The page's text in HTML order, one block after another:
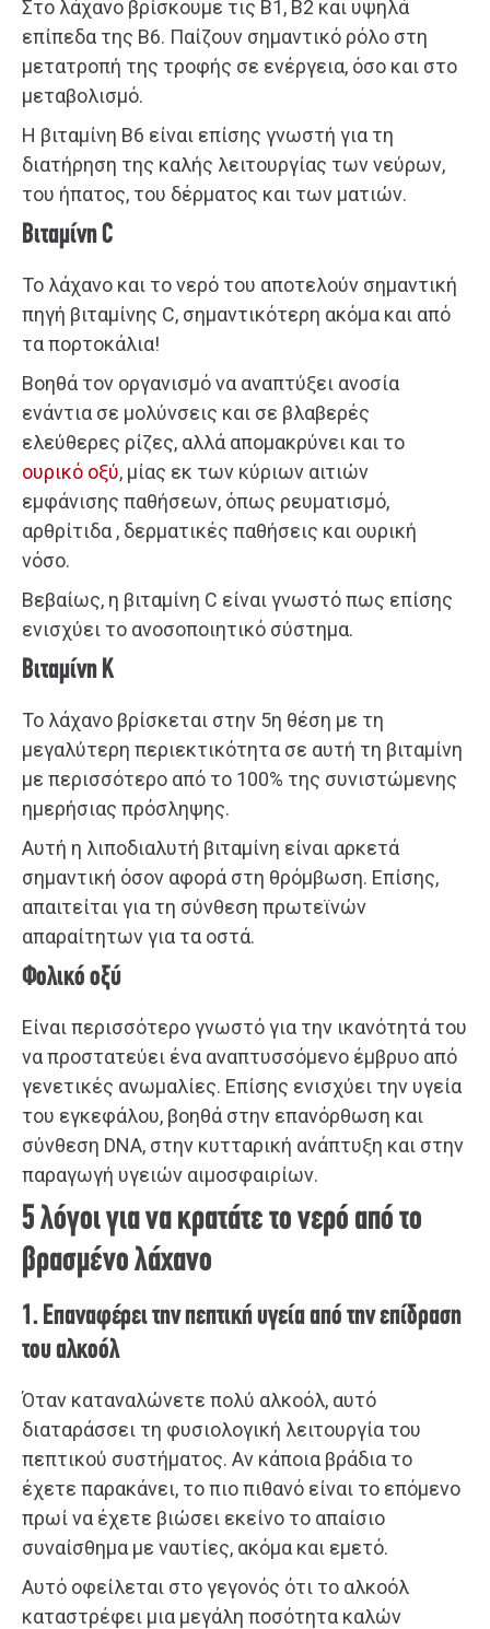
Στο λάχανο βρίσκουμε τις Β1, Β2 και υψηλά
επίπεδα της Β6. Παίζουν σημαντικό ρόλο στη
μετατροπή της τροφής σε ενέργεια, όσο και στο
μεταβολισμό.
Η βιταμίνη Β6 είναι επίσης γνωστή για τη
διατήρηση της καλής λειτουργίας των νεύρων,
του ήπατος, του δέρματος και των ματιών.
Βιταμίνη C
Το λάχανο και το νερό του αποτελούν σημαντική
πηγή βιταμίνης C, σημαντικότερη ακόμα και από
τα πορτοκάλια!
Βοηθά τον οργανισμό να αναπτύξει ανοσία
ενάντια σε μολύνσεις και σε βλαβερές
ελεύθερες ρίζες, αλλά απομακρύνει και το
ουρικό οξύ, μίας εκ των κύριων αιτιών
εμφάνισης παθήσεων, όπως ρευματισμό,
αρθρίτιδα , δερματικές παθήσεις και ουρική
νόσο.
Βεβαίως, η βιταμίνη C είναι γνωστό πως επίσης
ενισχύει το ανοσοποιητικό σύστημα.
Βιταμίνη K
Το λάχανο βρίσκεται στην 5η θέση με τη
μεγαλύτερη περιεκτικότητα σε αυτή τη βιταμίνη
με περισσότερο από το 100% της συνιστώμενης
ημερήσιας πρόσληψης.
Αυτή η λιποδιαλυτή βιταμίνη είναι αρκετά
σημαντική όσον αφορά στη θρόμβωση. Επίσης,
απαιτείται για τη σύνθεση πρωτεϊνών
απαραίτητων για τα οστά.
Φολικό οξύ
Είναι περισσότερο γνωστό για την ικανότητά του
να προστατεύει ένα αναπτυσσόμενο έμβρυο από
γενετικές ανωμαλίες. Επίσης ενισχύει την υγεία
του εγκεφάλου, βοηθά στην επανόρθωση και
σύνθεση DNA, στην κυτταρική ανάπτυξη και στην
παραγωγή υγειών αιμοσφαιρίων.
5 λόγοι για να κρατάτε το νερό από το
βρασμένο λάχανο
1. Επαναφέρει την πεπτική υγεία από την επίδραση
του αλκοόλ
Όταν καταναλώνετε πολύ αλκοόλ, αυτό
διαταράσσει τη φυσιολογική λειτουργία του
πεπτικού συστήματος. Αν κάποια βράδια το
έχετε παρακάνει, το πιο πιθανό είναι το επόμενο
πρωί να έχετε βιώσει εκείνο το απαίσιο
συναίσθημα με ναυτίες, ακόμα και εμετό.
Αυτό οφείλεται στο γεγονός ότι το αλκοόλ
καταστρέφει μια μεγάλη ποσότητα καλών